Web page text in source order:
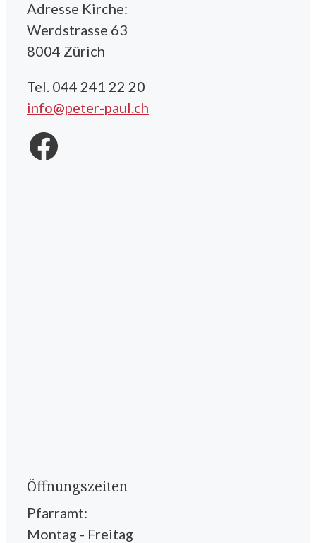
Adresse Kirche:
Werdstrasse 63
8004 Zürich
Tel. 044 241 22 20
info@peter-paul.ch
Facebook
Öffnungszeiten
Pfarramt:
Montag - Freitag